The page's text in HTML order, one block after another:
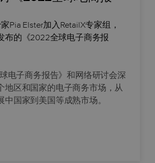
Pia Elster加入RetailX专家组，
布的《2022全球电子商务报
球电子商务报告》和网络研讨会深
地区和国家的电子商务市场，从
中国家到美国等成熟市场。